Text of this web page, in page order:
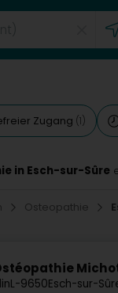
Zugang (1)
in Esch-sur-Sûre
Osteopathie
L-9650Esch-sur-